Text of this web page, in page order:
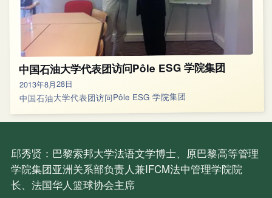
中国石油大学代表团访问Pôle ESG 学院集团
2013年8月28日
中国石油大学代表团访问Pôle ESG 学院集团
邱秀贤：巴黎索邦大学法语文学博士、原巴黎高等管理
学院集团亚洲关系部负责人兼IFCM法中管理学院院
长、法国华人篮球协会主席